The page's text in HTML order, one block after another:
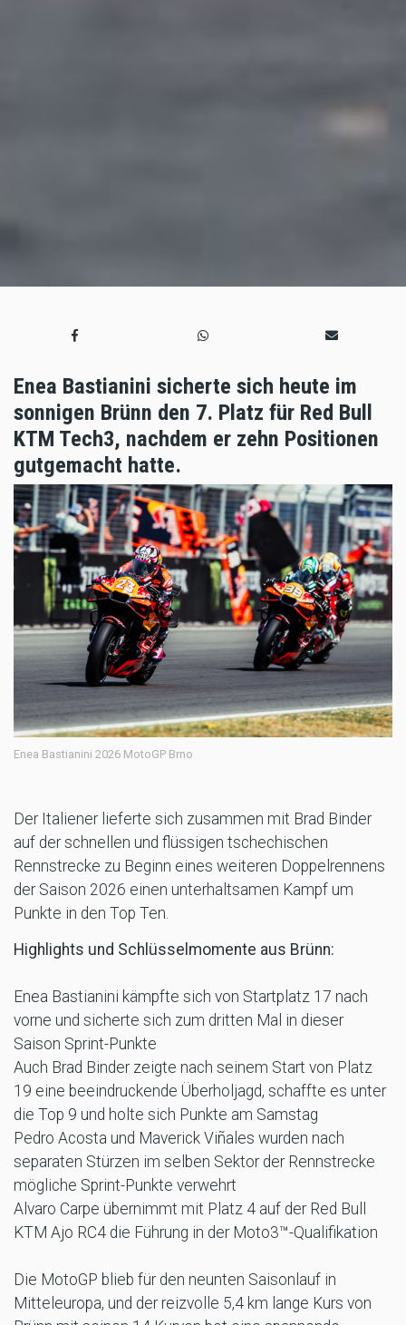
Enea Bastianini sicherte sich heute im
sonnigen Brünn den 7. Platz für Red Bull
KTM Tech3, nachdem er zehn Positionen
gutgemacht hatte.
Enea Bastianini 2026 MotoGP Brno
Der Italiener lieferte sich zusammen mit Brad Binder
auf der schnellen und flüssigen tschechischen
Rennstrecke zu Beginn eines weiteren Doppelrennens
der Saison 2026 einen unterhaltsamen Kampf um
Punkte in den Top Ten.
Highlights und Schlüsselmomente aus Brünn:
Enea Bastianini kämpfte sich von Startplatz 17 nach
vorne und sicherte sich zum dritten Mal in dieser
Saison Sprint-Punkte
Auch Brad Binder zeigte nach seinem Start von Platz
19 eine beeindruckende Überholjagd, schaffte es unter
die Top 9 und holte sich Punkte am Samstag
Pedro Acosta und Maverick Viñales wurden nach
separaten Stürzen im selben Sektor der Rennstrecke
mögliche Sprint-Punkte verwehrt
Alvaro Carpe übernimmt mit Platz 4 auf der Red Bull
KTM Ajo RC4 die Führung in der Moto3™-Qualifikation
Die MotoGP blieb für den neunten Saisonlauf in
Mitteleuropa, und der reizvolle 5,4 km lange Kurs von